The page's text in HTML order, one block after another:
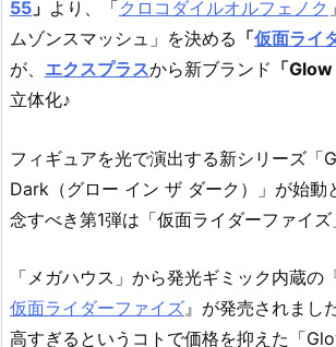
55 」 より、「クロコダイルオルフェノク
ムゾンスマッシュ」を決める 「仮面ライ
が、 エクスプラスから新ブランド 「
立体化♪
フィギュアを光で演出する新シリーズ「
Dark（グロー イン ザ ダーク）」が始動
念すべき第1弾は「仮面ライダーファイズ
「メガハウス」から発光ギミック内蔵の
仮面ライダーファイズ』が発売されまし
高すぎるというコトで価格を抑えた「